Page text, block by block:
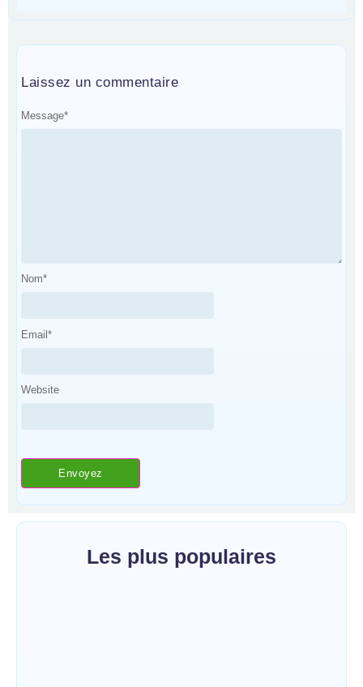
Laissez un commentaire
Message*
Nom*
Email*
Website
Les plus populaires